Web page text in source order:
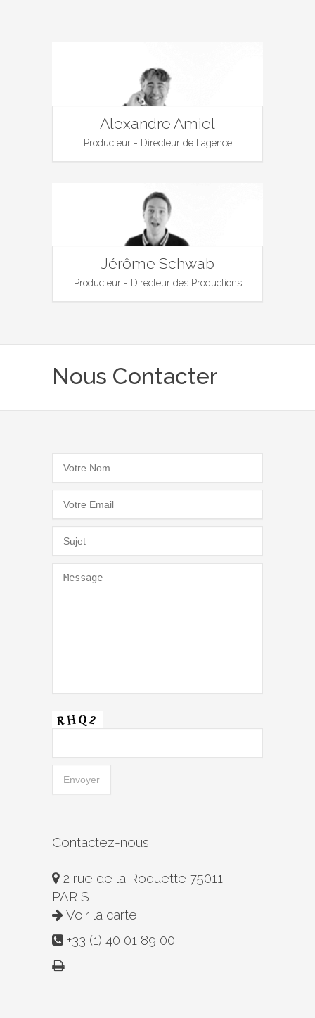
Alexandre Amiel
Producteur - Directeur de l'agence
Jérôme Schwab
Producteur - Directeur des Productions
Nous Contacter
Contactez-nous
2 rue de la Roquette 75011
PARIS
Voir la carte
+33 (1) 40 01 89 00